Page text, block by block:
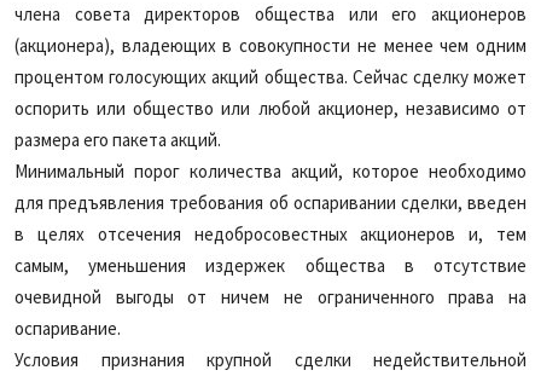
члена совета директоров общества или его акционеров
(акционера), владеющих в совокупности не менее чем одним
процентом голосующих акций общества. Сейчас сделку может
оспорить или общество или любой акционер, независимо от
размера его пакета акций.
Минимальный порог количества акций, которое необходимо
для предъявления требования об оспаривании сделки, введен
в целях отсечения недобросовестных акционеров и, тем
самым, уменьшения издержек общества в отсутствие
очевидной выгоды от ничем не ограниченного права на
оспаривание.
Условия признания крупной сделки недействительной